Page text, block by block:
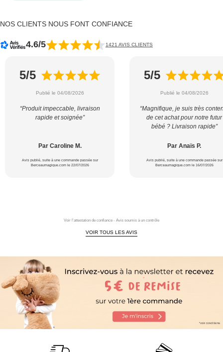
NOS CLIENTS NOUS FONT CONFIANCE
4.6/5 1421 AVIS CLIENTS
5/5
Publié le 04/08/2026
“Produit impeccable, livraison
rapide et soignée”
Par Caroline M.
Avis publié, suite à une commande passée sur
Berceaumagique.com le 22/07/2026
5/5
Publié le 04/08/2026
“Magnifique, je suis très
de cet achat pour notre futur
bébé ? Livraison rapide”
Par Anaïs P.
Avis publié, suite à une commande passée sur
Berceaumagique.com le 16/07/2026
Voir l'attestation de confiance - Avis soumis à un contrôle
VOIR TOUS LES AVIS